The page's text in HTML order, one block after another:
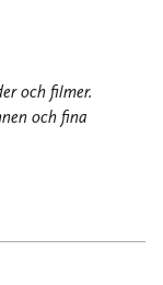
och filmer.
och fina